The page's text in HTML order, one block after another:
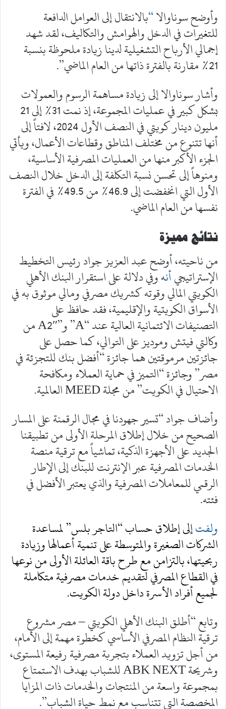
وأوضح سوناوالا“بالانتقال إلى العوامل الدافعة
للتغيرات في الدخل والهوامش والتكاليف، لقد شهد
إجمالي الأرباح التشغيلية لدينا زيادة ملحوظة بنسبة
21% مقارنة بالفترة ذاتها من العام الماضي”.
وأشار سوناوالا إلى زيادة مساهمة الرسوم والعمولات
بشكل كبير في عمليات المجموعة، إذ نمت 31% إلى 21
مليون دينار كويتي في النصف الأول 2024، لافتاً إلى
أنها تتنوع من مختلف المناطق وقطاعات الأعمال، ويأتي
الجزء الأكبر منها من العمليات المصرفية الأساسية،
ومنوهاً إلى تحسن نسبة التكلفة إلى الدخل خلال النصف
الأول التي انخفضت إلى 46.9% من 49.5% في الفترة
نفسها من العام الماضي.
نتائج مميزة
من ناحيته، أوضح عبد العزيز جواد رئيس التخطيط
الإستراتيجيأنه وفي دلالة على استقرار البنك الأهلي
الكويتي المالي وقوته كشريك مصرفي ومالي موثوق به في
الأسواق الكويتية والإقليمية، فقد حافظ على
التصنيفات الائتمانية العالية عند “A” و”A2″ من
وكالتي فيتش وموديز على التوالي، كما حصل على
جائزتين مرموقتين هما جائزة “أفضل بنك للتجزئة في
مصر” وجائزة “التميز في حماية العملاء ومكافحة
الاحتيال في الكويت” من مجلة MEED العالمية.
وأضاف جواد “تسير جهودنا في مجال الرقمنة على المسار
الصحيح من خلال إطلاق المرحلة الأولى من تطبيقنا
الجديد على الأجهزة الذكية، تماشياً مع ترقية منصة
الخدمات المصرفية عبر الإنترنت للبنك إلى الإطار
الرقمي للمعاملات المصرفية والذي يعتبر الأفضل في
فئته.
ولفتإلى إطلاق حساب “التاجر بلس” لمساعدة
الشركات الصغيرة والمتوسطة على تنمية أعمالها وزيادة
ربحيتها، بالتزامن مع طرح باقة العائلة الأولى من نوعها
في القطاع المصرفي لتقديم خدمات مصرفية متكاملة
لجميع أفراد الأسرة داخل دولة الكويت.
وتابع “أطلق البنك الأهلي الكويتي – مصر مشروع
ترقية النظام المصرفي الأساسي كخطوة مهمة إلى الأمام،
من أجل تزويد العملاء بتجربة مصرفية رفيعة المستوى،
وشريحة ABK NEXT للشباب بهدف الاستمتاع
بمجموعة واسعة من المنتجات والخدمات ذات المزايا
المخصصة التي تتناسب مع نمط حياة الشباب”.